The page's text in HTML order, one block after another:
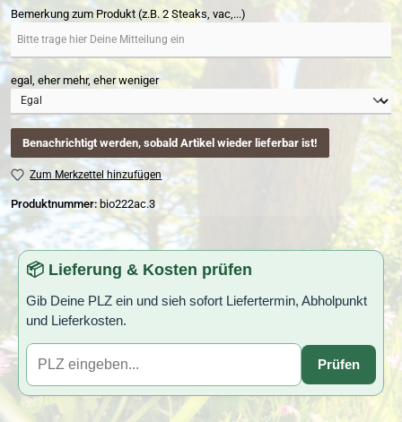
Bemerkung zum Produkt (z.B. 2 Steaks, vac,...)
egal, eher mehr, eher weniger
Benachrichtigt werden, sobald Artikel wieder lieferbar ist!
Zum Merkzettel hinzufügen
Produktnummer: bio222ac.3
📦 Lieferung & Kosten prüfen
Gib Deine PLZ ein und sieh sofort Liefertermin, Abholpunkt
und Lieferkosten.
Prüfen